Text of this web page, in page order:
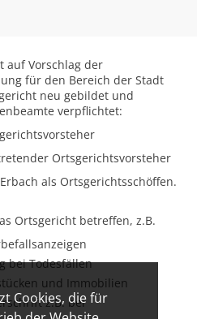
Cookies, die für
auf Vorschlag der
für den Bereich der Stadt
neu gebildet und
verpflichtet:
Ortsgerichtsvorsteher
als Ortsgerichtsschöffen.
Ortsgericht betreffen, z.B.
bei Todesfällen
und Immobilien
z.B. bei